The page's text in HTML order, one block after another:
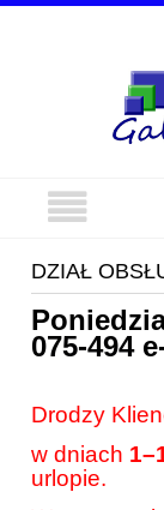
DZIAŁ
075-494
Drodzy
w dniach
urlopie.